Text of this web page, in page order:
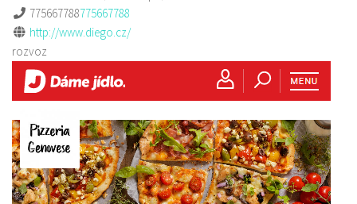
775667788775667788
http://www.diego.cz/
rozvoz